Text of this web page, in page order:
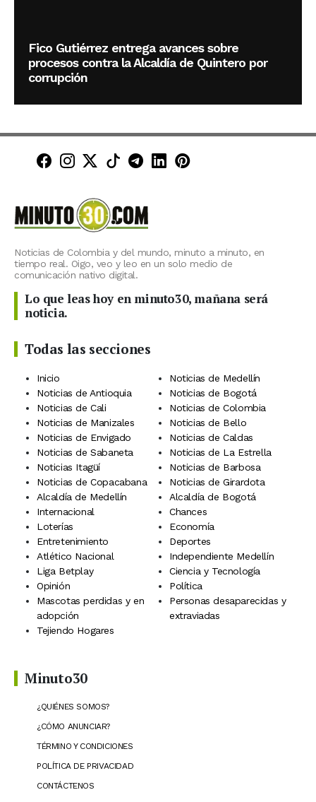
Fico Gutiérrez entrega avances sobre
procesos contra la Alcaldía de Quintero por
corrupción
Minuto30 en Facebook
Minuto30 en Instagram
Minuto30 en X (Twitter)
Minuto30 en TikTok
Canal de Minuto30 en
Minuto30 en LinkedIn
Minuto30 en
Noticias de Colombia y del mundo, minuto a minuto, en
tiempo real. Oigo, veo y leo en un solo medio de
comunicación nativo digital.
Lo que leas hoy en minuto30, mañana será
noticia.
Todas las secciones
Inicio
Noticias de Medellín
Noticias de Antioquia
Noticias de Bogotá
Noticias de Cali
Noticias de Colombia
Noticias de Manizales
Noticias de Bello
Noticias de Envigado
Noticias de Caldas
Noticias de Sabaneta
Noticias de La Estrella
Noticias Itagüí
Noticias de Barbosa
Noticias de Copacabana
Noticias de Girardota
Alcaldía de Medellín
Alcaldía de Bogotá
Internacional
Chances
Loterías
Economía
Entretenimiento
Deportes
Atlético Nacional
Independiente Medellín
Liga Betplay
Ciencia y Tecnología
Opinión
Política
Mascotas perdidas y en
adopción
Personas desaparecidas y
extraviadas
Tejiendo Hogares
Minuto30
¿QUIÉNES SOMOS?
¿CÓMO ANUNCIAR?
TÉRMINO Y CONDICIONES
POLÍTICA DE PRIVACIDAD
CONTÁCTENOS